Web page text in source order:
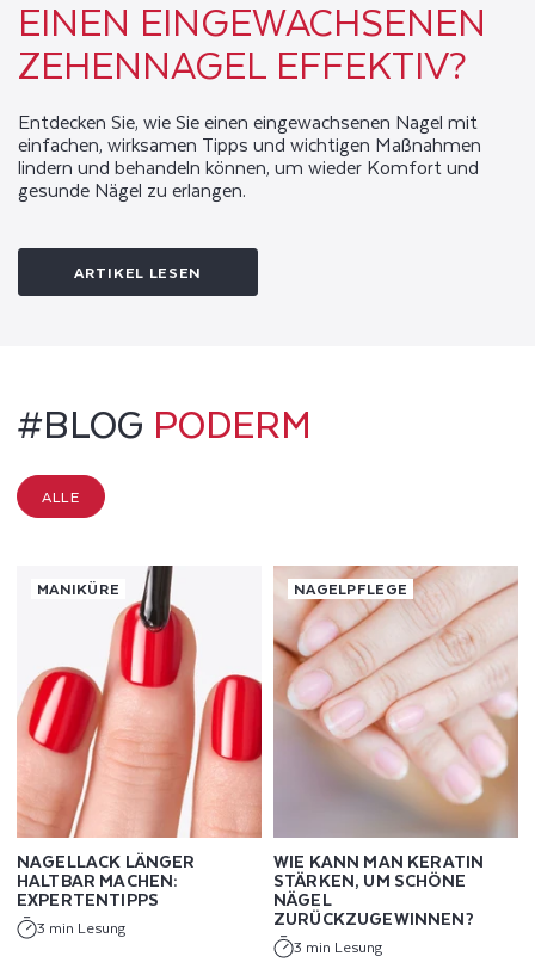
SS
P
F
L
E
G
A
T
E
R
,
I
EINEN EINGEWACHSENEN
ZEHENNAGEL EFFEKTIV?
Entdecken Sie, wie Sie einen eingewachsenen Nagel mit
einfachen, wirksamen Tipps und wichtigen Maßnahmen
lindern und behandeln können, um wieder Komfort und
gesunde Nägel zu erlangen.
ARTIKEL LESEN
#BLOG PODERM
ALLE
MANIKÜRE
NAGELLACK LÄNGER
HALTBAR MACHEN:
EXPERTENTIPPS
3 min Lesung
NAGELPFLEGE
WIE KANN MAN KERATIN
STÄRKEN, UM SCHÖNE
NÄGEL
ZURÜCKZUGEWINNEN?
3 min Lesung